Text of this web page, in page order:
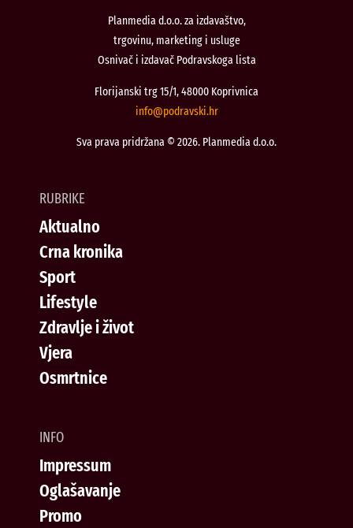
Planmedia d.o.o. za izdavaštvo,
trgovinu, marketing i usluge
Osnivač i izdavač Podravskoga lista
Florijanski trg 15/1, 48000 Koprivnica
rh.iksvardop
@ofni
Sva prava pridržana © 2026. Planmedia d.o.o.
RUBRIKE
Aktualno
Crna kronika
Sport
Lifestyle
Zdravlje i život
Vjera
Osmrtnice
INFO
Impressum
Oglašavanje
Promo